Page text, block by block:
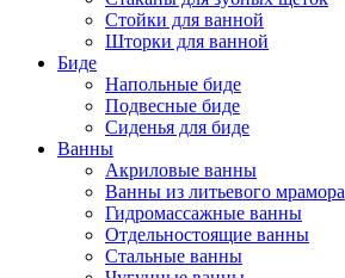
Стойки для ванной
Шторки для ванной
Биде
Напольные биде
Подвесные биде
Сиденья для биде
Ванны
Акриловые ванны
Ванны из литьевого мрамора
Гидромассажные ванны
Отдельностоящие ванны
Стальные ванны